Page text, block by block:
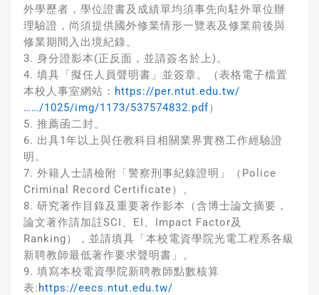
外學歷者，學位證書及成績單均須事先向駐外單位辦
理驗證，尚須提供國外修業情形一覽表及修業前後與
修業期間入出境紀錄。
3. 身分證影本(正反面，並請簽名於上)。
4. 填具「擬任人員聲明書」並簽章。（表格電子檔置
本校人事室網站： https://per.ntut.edu.tw/
……/1025/img/1173/537574832.pdf）
5. 推薦函二封。
6. 出具1年以上與任教科目相關業界實務工作經驗證
明。
7. 外籍人士請檢附「警察刑事紀錄證明」（Police
Criminal Record Certificate）。
8. 研究著作目錄及重要著作影本（含博士論文摘要，
論文著作請加註SCI、EI、Impact Factor及
Ranking），並請填具「本校電資學院光電工程系各級
新聘教師最低著作要求聲明書」。
9. 填寫本校電資學院新聘教師點數核算
表: https://eecs.ntut.edu.tw/